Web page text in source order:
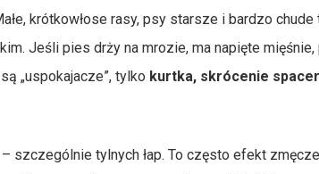
krótkowłose rasy, psy starsze i bardzo chude
Jeśli pies drży na mrozie, ma napięte
„uspokajacze”, tylko kurtka, skrócenie
szczególnie tylnych łap. To często efekt